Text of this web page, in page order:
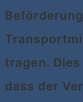
tragen.
dass der